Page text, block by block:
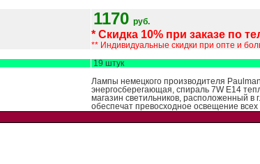
1170 руб.
* Скидка 10% при заказе по
** Индивидуальные скидки при опте и
19 штук
Лампы немецкого производителя
энергосберегающая, спираль 7W E14
магазин светильников, расположенный в
обеспечат превосходное освещение